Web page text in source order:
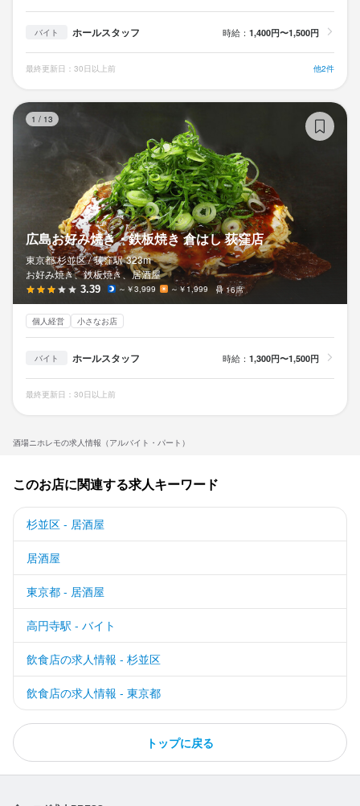
酒場ニホレモの求人情報（アルバイト・パート）
バイト ホールスタッフ 時給： 1,400円〜1,500円
最終更新日：30日以上前 他2件
1 / 13
広島お好み焼き・鉄板焼き 倉はし 荻窪店
東京都 杉並区 / 荻窪駅 323m
お好み焼き、鉄板焼き、居酒屋
3.39 ～￥3,999 ～￥1,999 16席
個人経営 小さなお店
バイト ホールスタッフ 時給： 1,300円〜1,500円
最終更新日：30日以上前
このお店に関連する求人キーワード
杉並区 - 居酒屋
居酒屋
東京都 - 居酒屋
高円寺駅 - バイト
飲食店の求人情報 - 杉並区
飲食店の求人情報 - 東京都
トップに戻る